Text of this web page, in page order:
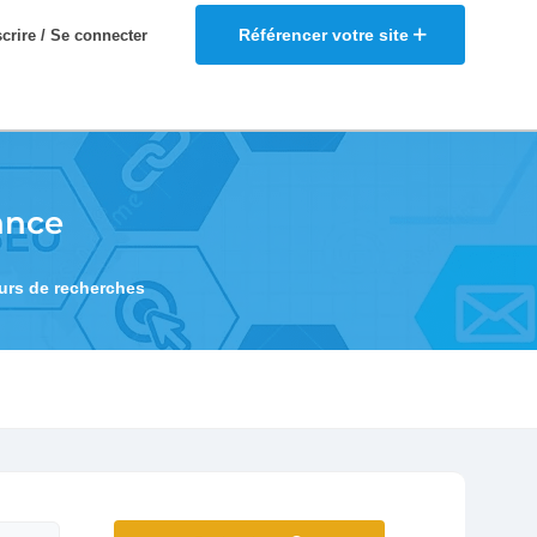
Référencer votre site
/ Se connecter
de recherches